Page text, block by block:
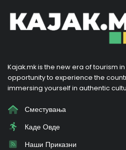
Kajak.mk is the new era of tourism
opportunity to experience the
immersing yourself in authentic
Сместувања
Каде Овде
Наши Приказни